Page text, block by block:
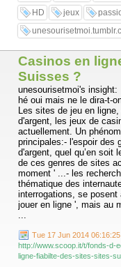
HD
jeux
Casinos en
Suisses ?
unesourisetmoi's insight:
hé oui mais ne le dira-t-
Les sites de jeu en
d'argent, les jeux de
actuellement. Un
principales:- l'espoir des
d'argent, quel qu’en soit
de ces genres de sites
moment ' ...- les
thématique des
interrogations, se
jouer en ligne ', mais au
...
Tue 17 Jun 2014
http://www.scoop.it/t/fonds-d-
ligne-fiabilte-des-sites-sites-